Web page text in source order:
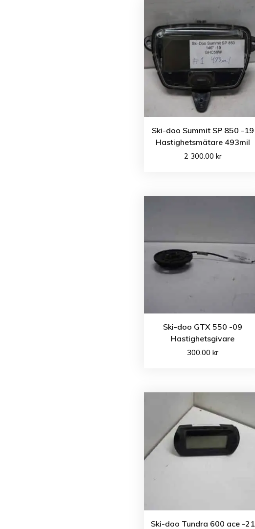
Ski-doo Summit SP 850 -19
Hastighetsmätare 493mil
2 300.00 kr
Ski-doo GTX 550 -09
Hastighetsgivare
300.00kr
Ski-doo Tundra 600 ace -21